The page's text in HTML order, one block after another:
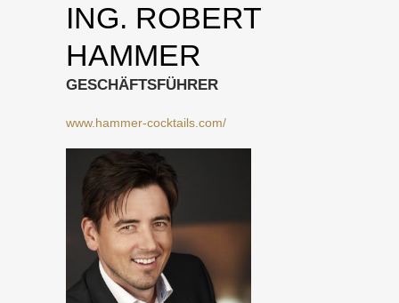
ING. ROBERT
HAMMER
GESCHÄFTSFÜHRER
www.hammer-cocktails.com/